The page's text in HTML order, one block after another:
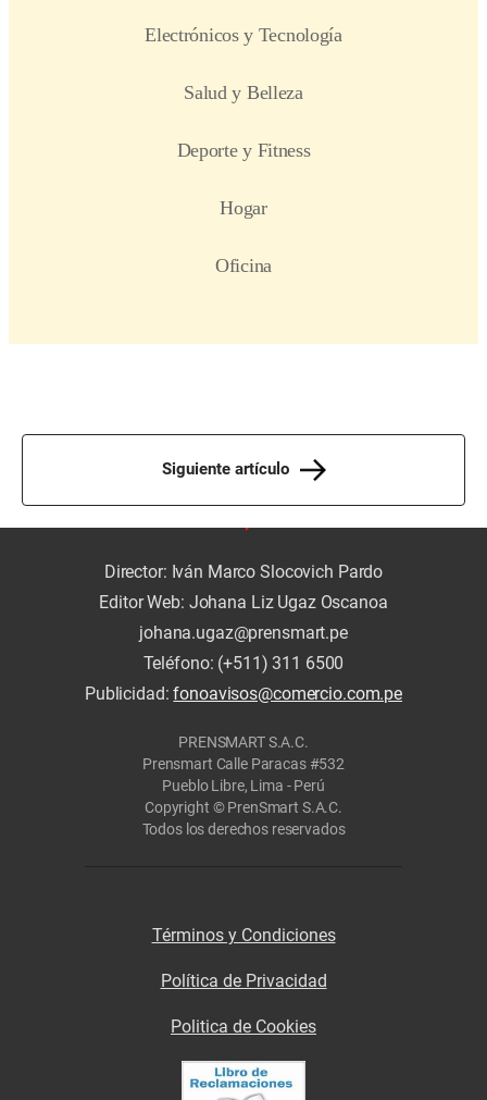
Siguiente artículo
Director: Iván Marco Slocovich Pardo
Editor Web: Johana Liz Ugaz Oscanoa
johana.ugaz@prensmart.pe
Teléfono: (+511) 311 6500
Publicidad:fonoavisos@comercio.com.pe
PRENSMART S.A.C.
Prensmart Calle Paracas #532
Pueblo Libre, Lima - Perú
Copyright © PrenSmart S.A.C.
Todos los derechos reservados
Términos y Condiciones
Política de Privacidad
Politica de Cookies